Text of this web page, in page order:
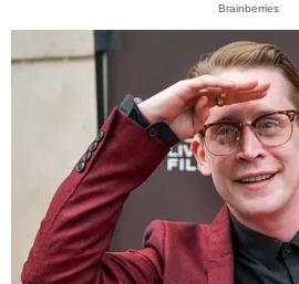
Brainberries